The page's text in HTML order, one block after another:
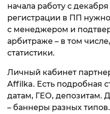
начала работу с
регистрации в ПП
с менеджером и
арбитраже – в том
статистики.
Личный кабинет
Affilka. Есть подробная
датам, ГЕО, депозитам.
– баннеры разных